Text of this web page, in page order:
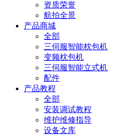
资质荣誉
航拍全景
产品商城
全部
三伺服智能枕包机
变频枕包机
三伺服智能立式机
配件
产品教程
全部
安装调试教程
维护维修指导
设备文库